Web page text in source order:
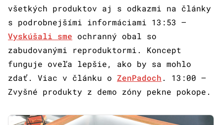
všetkých produktov aj s odkazmi na články
s podrobnejšími informáciami 13:53 –
Vyskúšali sme ochranný obal so
zabudovanými reproduktormi. Koncept
funguje oveľa lepšie, ako by sa mohlo
zdať. Viac v článku o ZenPadoch . 13:00 –
Zvyšné produkty z demo zóny pekne pokope.